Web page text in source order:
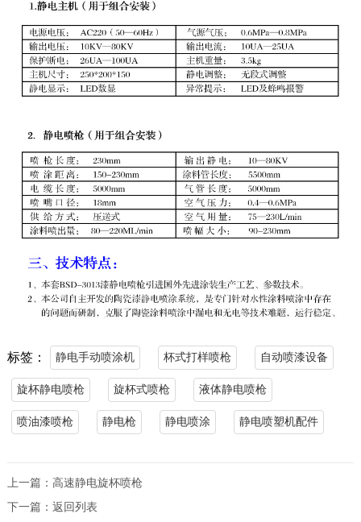
标签： 静电手动喷涂机 杯式打样喷枪 自动喷漆设备
旋杯静电喷枪 旋杯式喷枪 液体静电喷枪
喷油漆喷枪 静电枪 静电喷涂 静电喷塑机配件
上一篇： 高速静电旋杯喷枪
下一篇： 返回列表